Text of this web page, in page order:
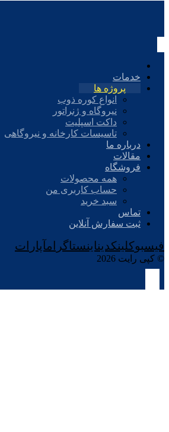
خدمات
پروژه ها
انواع کوره ذوب
نیروگاه و ژنراتور
داکت اسپلیت
تاسیسات کارخانه و نیروگاهی
درباره ما
مقالات
فروشگاه
همه محصولات
حساب کاربری من
سبد خرید
تماس
ثبت سفارش آنلاین
فیسبوکلینکدیناینستاگرامآپارات
© کپی رایت 2026